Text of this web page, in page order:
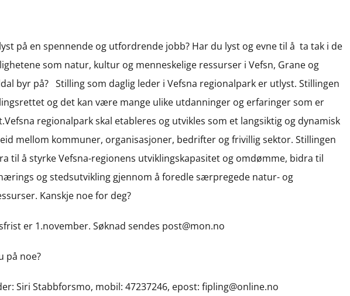
på en spennende og utfordrende jobb? Har du lyst og evne til å ta tak i de
som natur, kultur og menneskelige ressurser i Vefsn, Grane og
byr på? Stilling som daglig leder i Vefsna regionalpark er utlyst. Stillingen
og det kan være mange ulike utdanninger og erfaringer som er
regionalpark skal etableres og utvikles som et langsiktig og dynamisk
mellom kommuner, organisasjoner, bedrifter og frivillig sektor. Stillingen
til å styrke Vefsna-regionens utviklingskapasitet og omdømme, bidra til
og stedsutvikling gjennom å foredle særpregede natur- og
Kanskje noe for deg?
er 1.november. Søknad sendes post@mon.no
på noe?
Siri Stabbforsmo, mobil: 47237246, epost: fipling@online.no